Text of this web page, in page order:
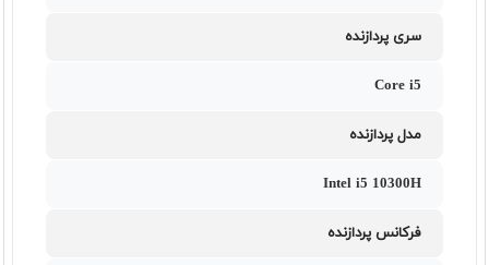
سری پردازنده
Core i5
مدل پردازنده
Intel i5 10300H
فرکانس پردازنده